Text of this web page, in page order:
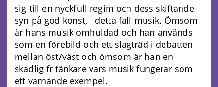
sig till en nyckfull regim och dess skiftande
syn på god konst, i detta fall musik. Ömsom
är hans musik omhuldad och han används
som en förebild och ett slagträd i debatten
mellan öst/väst och ömsom är han en
skadlig fritänkare vars musik fungerar som
ett varnande exempel.